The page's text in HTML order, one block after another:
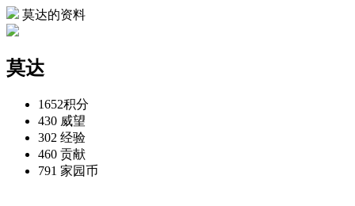
莫达的资料
莫达
1652积分
430 威望
302 经验
460 贡献
791 家园币